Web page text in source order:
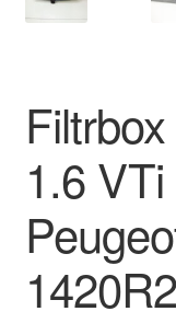
Reklamační řád
Vrakoviště Citroën
1.6